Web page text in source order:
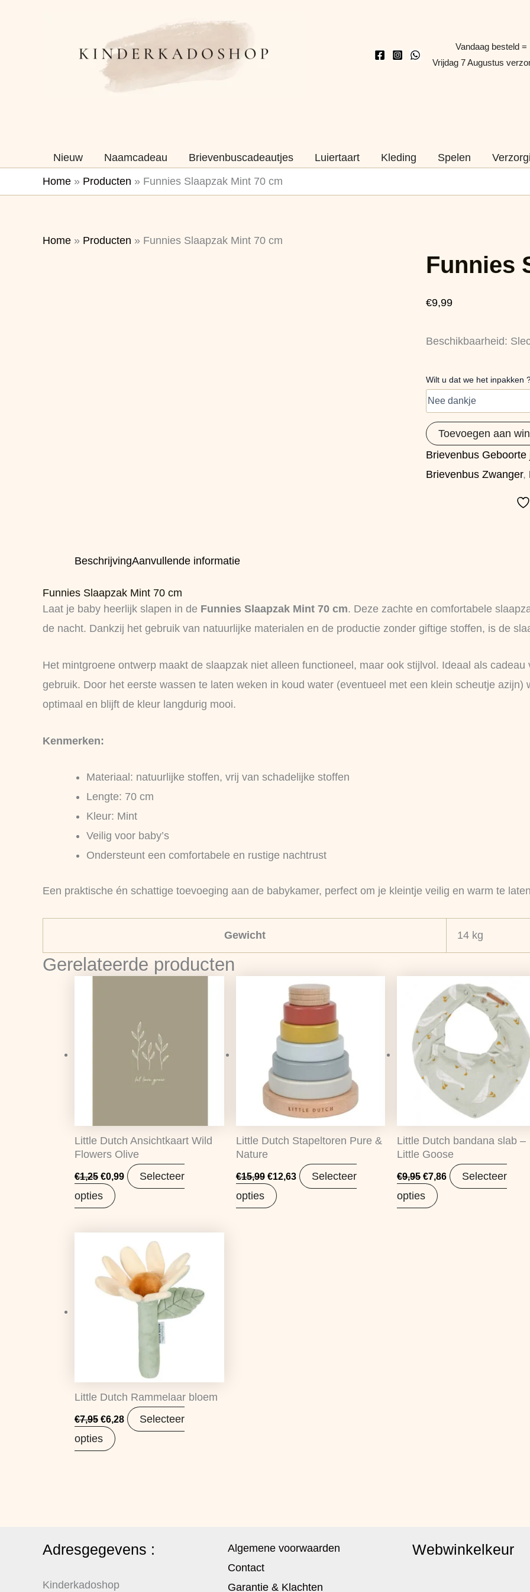
Vandaag besteld =
Vrijdag 7 Augustus
Nieuw Naamcadeau Brievenbuscadeautjes Luiertaart Kleding Spelen
Home » Producten » Funnies Slaapzak Mint 70 cm
Home » Producten » Funnies Slaapzak Mint 70 cm
Funnies
€9,99
Beschikbaarheid:
Wilt u dat we het inpakken
Mint
70
Toevoegen aan
Brievenbus Geboorte
Brievenbus Zwanger,
BeschrijvingAanvullende informatie
Funnies Slaapzak Mint 70 cm
Laat je baby heerlijk slapen in de Funnies Slaapzak Mint 70 cm. Deze zachte en comfortabele
de nacht. Dankzij het gebruik van natuurlijke materialen en de productie zonder giftige stoffen, is de
Het mintgroene ontwerp maakt de slaapzak niet alleen functioneel, maar ook stijlvol. Ideaal als
gebruik. Door het eerste wassen te laten weken in koud water (eventueel met een klein scheutje
optimaal en blijft de kleur langdurig mooi.
Kenmerken:
Materiaal: natuurlijke stoffen, vrij van schadelijke stoffen
Lengte: 70 cm
Kleur: Mint
Veilig voor baby’s
Ondersteunt een comfortabele en rustige nachtrust
Een praktische én schattige toevoeging aan de babykamer, perfect om je kleintje veilig en warm te
Gewicht 14 kg
Gerelateerde producten
Little Dutch Ansichtkaart Wild
Flowers Olive
€1,25 €0,99
Selecteer
opties
Little Dutch Stapeltoren Pure &
Nature
€15,99
Oorspronkelijke
was:
€15,99.
€12,63
Huidige
prijs
is:
Selecteer
opties
Little Dutch bandana slab –
Little Goose
€9,95
Oorspronkelijke
prijs
was:
€9,95.
€7,86
Huidige
prijs
is:
€7,86.
Selecteer
opties
Little Dutch Rammelaar bloem
€7,95
was:
€7,95.
€6,28
prijs
is:
€6,28.
Selecteer
opties
Adresgegevens :
Kinderkadoshop
Algemene voorwaarden
Contact
Garantie & Klachten
Webwinkelkeur